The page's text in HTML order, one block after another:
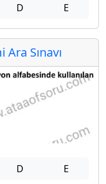
D E
Sınavı
D E